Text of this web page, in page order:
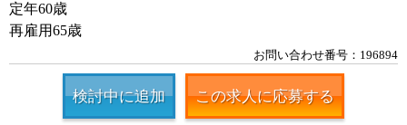
定年60歳
再雇用65歳
お問い合わせ番号：196894
検討中に追加 この求人に応募する